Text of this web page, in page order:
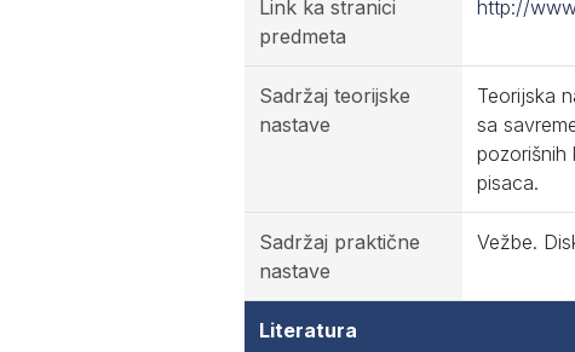
Link ka stranici
predmeta
http://
Sadržaj teorijske
nastave
Teorijska
sa
pozorišnih
pisaca.
Sadržaj praktične
nastave
Vežbe.
Literatura